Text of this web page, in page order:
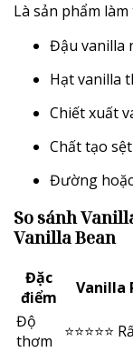
Là sản phẩm làm
Đậu vanilla
Hạt vanilla
Chiết xuất
Chất tạo
Đường
So sánh
Vanilla Bean
Đặc
điểm
Vanilla
Độ
thơm
⭐⭐⭐⭐⭐